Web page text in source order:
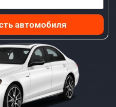
автомобиля